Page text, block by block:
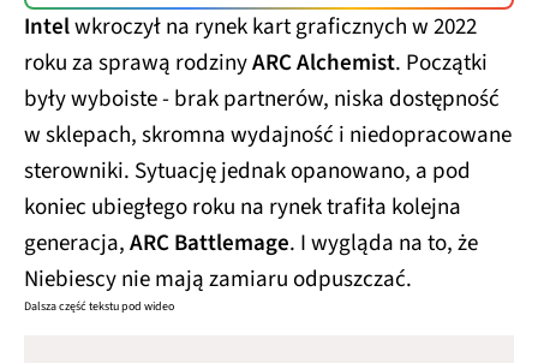
Intelwkroczył na rynek kart graficznych w 2022
roku za sprawą rodzinyARC Alchemist. Początki
były wyboiste - brak partnerów, niska dostępność
w sklepach, skromna wydajność i niedopracowane
sterowniki. Sytuację jednak opanowano, a pod
koniec ubiegłego roku na rynek trafiła kolejna
generacja,ARC Battlemage. I wygląda na to, że
Niebiescy nie mają zamiaru odpuszczać.
Dalsza część tekstu pod wideo